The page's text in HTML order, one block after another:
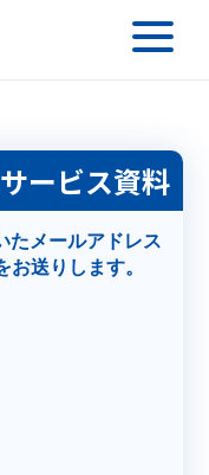
ービス資料